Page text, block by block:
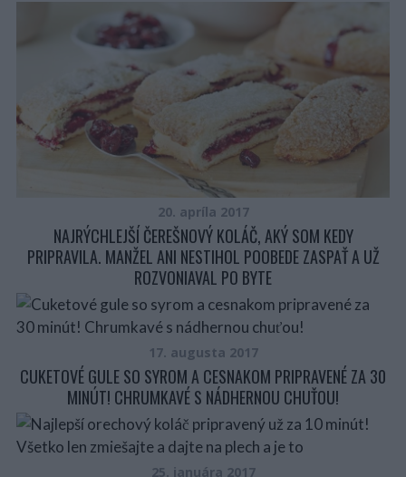
20. apríla 2017
NAJRÝCHLEJŠÍ ČEREŠNOVÝ KOLÁČ, AKÝ SOM KEDY
PRIPRAVILA. MANŽEL ANI NESTIHOL POOBEDE ZASPAŤ A UŽ
ROZVONIAVAL PO BYTE
17. augusta 2017
CUKETOVÉ GULE SO SYROM A CESNAKOM PRIPRAVENÉ ZA 30
MINÚT! CHRUMKAVÉ S NÁDHERNOU CHUŤOU!
25. januára 2017